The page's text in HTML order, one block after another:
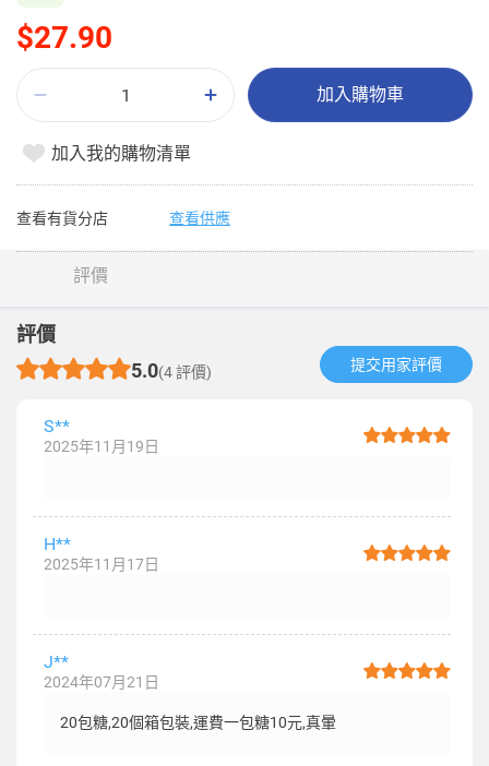
$27.90
加入購物車
加入我的購物清單
查看有貨分店 查看供應
評價
評價
5.0(4 評價) 提交用家評價​
S**
2025年11月19日
H**
2025年11月17日
J**
2024年07月21日
20包糖,20個箱包裝,運費一包糖10元,真暈